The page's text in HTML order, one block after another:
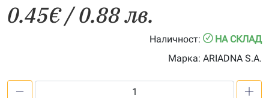
0.45€/ 0.88 лв.
Наличност:
НА СКЛАД
Марка: ARIADNA S.A.